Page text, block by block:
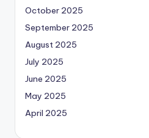
October 2025
September 2025
August 2025
July 2025
June 2025
May 2025
April 2025